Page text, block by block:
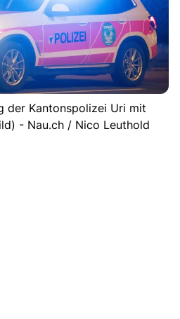
der Kantonspolizei Uri mit
- Nau.ch / Nico Leuthold